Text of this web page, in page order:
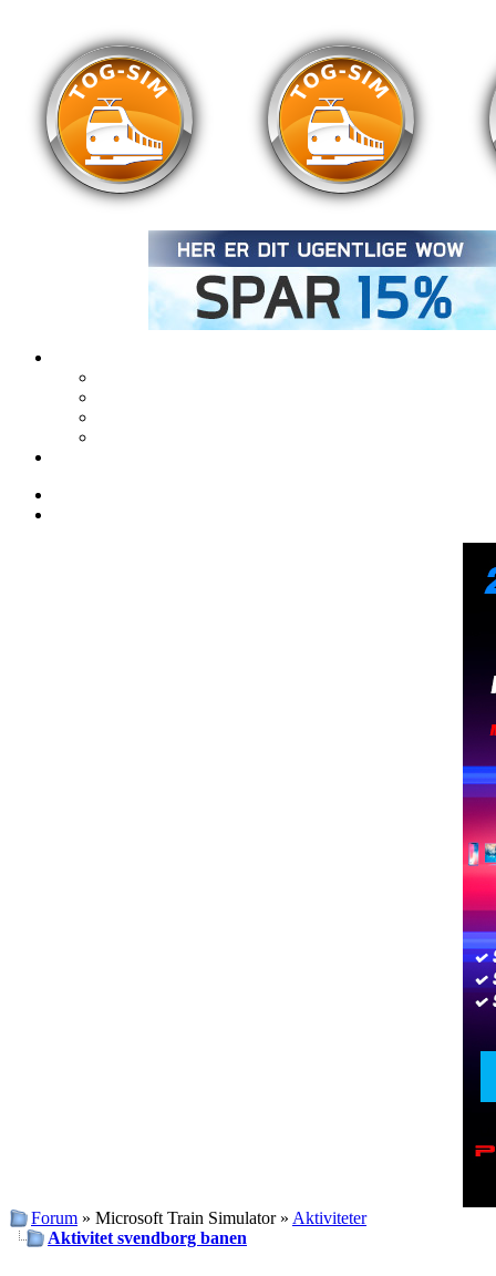
Forum » Microsoft Train Simulator » Aktiviteter
Aktivitet svendborg banen